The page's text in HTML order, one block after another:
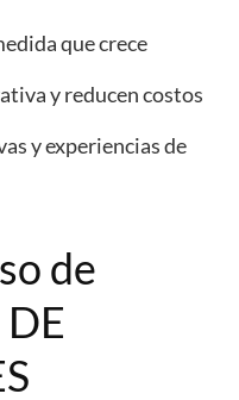
que crece
y reducen costos
y experiencias de
de